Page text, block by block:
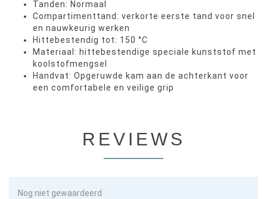
Tanden: Normaal
Compartimenttand: verkorte eerste tand voor snel
en nauwkeurig werken
Hittebestendig tot: 150 °C
Materiaal: hittebestendige speciale kunststof met
koolstofmengsel
Handvat: Opgeruwde kam aan de achterkant voor
een comfortabele en veilige grip
REVIEWS
Nog niet gewaardeerd